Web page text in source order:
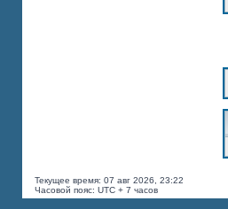
Текущее время: 07 авг 2026, 23:22
Часовой пояс: UTC + 7 часов